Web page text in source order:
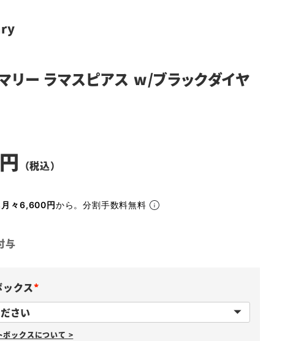
リー ラマスピアス w/ブラックダイヤ
月々6,600円から。分割手数料無料
与
クス
(
必
ボックスについて >